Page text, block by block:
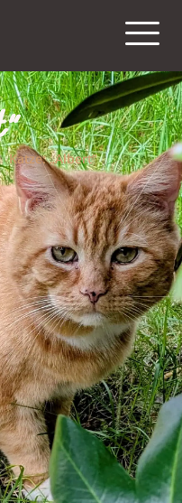
Katze: „Albert“